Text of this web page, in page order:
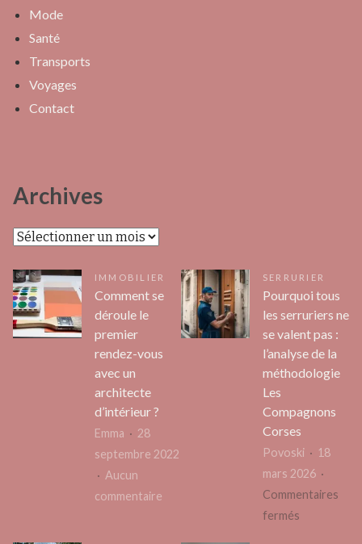
Mode
Santé
Transports
Voyages
Contact
Archives
Archives
IMMOBILIER
Comment se
déroule le
premier
rendez-vous
avec un
architecte
d’intérieur ?
Emma
28
septembre 2022
Aucun
commentaire
SERRURIER
Pourquoi tous
les serruriers ne
se valent pas :
l’analyse de la
méthodologie
Les
Compagnons
Corses
Povoski
18
mars 2026
Commentaires
fermés